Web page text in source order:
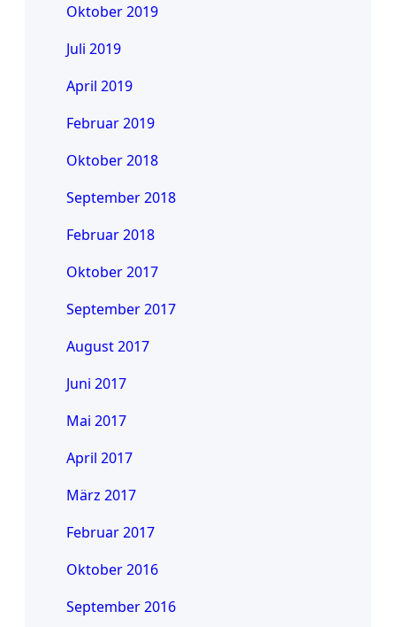
Oktober 2019
Juli 2019
April 2019
Februar 2019
Oktober 2018
September 2018
Februar 2018
Oktober 2017
September 2017
August 2017
Juni 2017
Mai 2017
April 2017
März 2017
Februar 2017
Oktober 2016
September 2016